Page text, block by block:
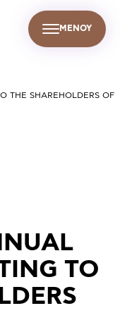
ΜΕΝΟΥ
GR
THE SHAREHOLDERS OF
TO